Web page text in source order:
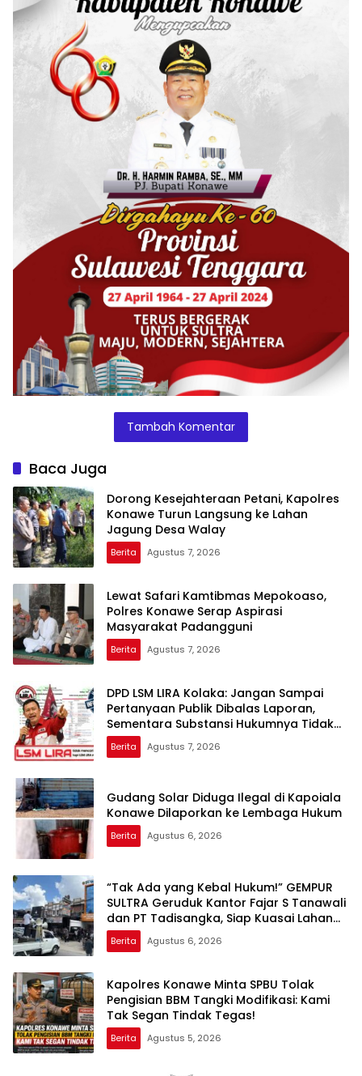
Tambah Komentar
Baca Juga
Dorong Kesejahteraan Petani, Kapolres
Konawe Turun Langsung ke Lahan
Jagung Desa Walay
Berita Agustus 7, 2026
Lewat Safari Kamtibmas Mepokoaso,
Polres Konawe Serap Aspirasi
Masyarakat Padangguni
Berita Agustus 7, 2026
DPD LSM LIRA Kolaka: Jangan Sampai
Pertanyaan Publik Dibalas Laporan,
Sementara Substansi Hukumnya Tidak
Pernah Dijelaskan Secara Terbuka
Berita Agustus 7, 2026
Gudang Solar Diduga Ilegal di Kapoiala
Konawe Dilaporkan ke Lembaga Hukum
Berita Agustus 6, 2026
“Tak Ada yang Kebal Hukum!” GEMPUR
SULTRA Geruduk Kantor Fajar S Tanawali
dan PT Tadisangka, Siap Kuasai Lahan
Puuwatu
Berita Agustus 6, 2026
Kapolres Konawe Minta SPBU Tolak
Pengisian BBM Tangki Modifikasi: Kami
Tak Segan Tindak Tegas!
Berita Agustus 5, 2026